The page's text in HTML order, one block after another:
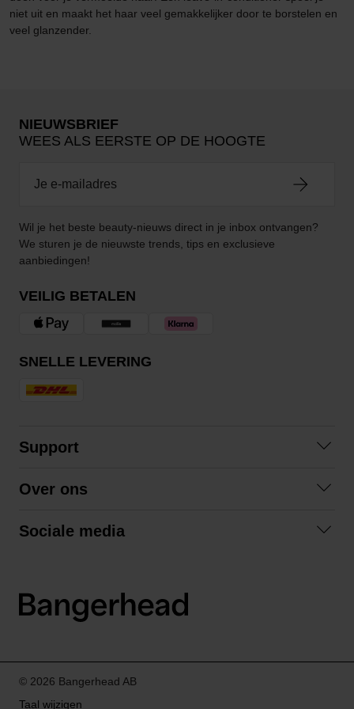
niet uit en maakt het haar veel gemakkelijker door te borstelen en
veel glanzender.
NIEUWSBRIEF
WEES ALS EERSTE OP DE HOOGTE
Wil je het beste beauty-nieuws direct in je inbox ontvangen?
We sturen je de nieuwste trends, tips en exclusieve
aanbiedingen!
VEILIG BETALEN
SNELLE LEVERING
Support
Algemene voorwaarden
Over ons
Sociale media
LinkedIn
© 2026 Bangerhead AB
Taal wijzigen